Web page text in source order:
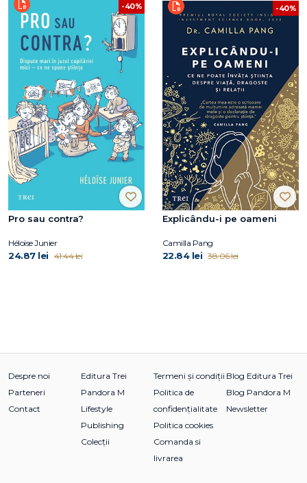
-40%
Pro sau contra?
Héloïse Junier
24.87 lei 41.44 lei
-40%
Explicându-i pe oameni
Camilla Pang
22.84 lei 38.06 lei
Despre noi
Parteneri
Contact
Editura Trei
Pandora M
Lifestyle
Publishing
Colecții
Termeni și condiții
Politica de
confidențialitate
Politica cookies
Comanda si
livrarea
Blog Editura Trei
Blog Pandora M
Newsletter